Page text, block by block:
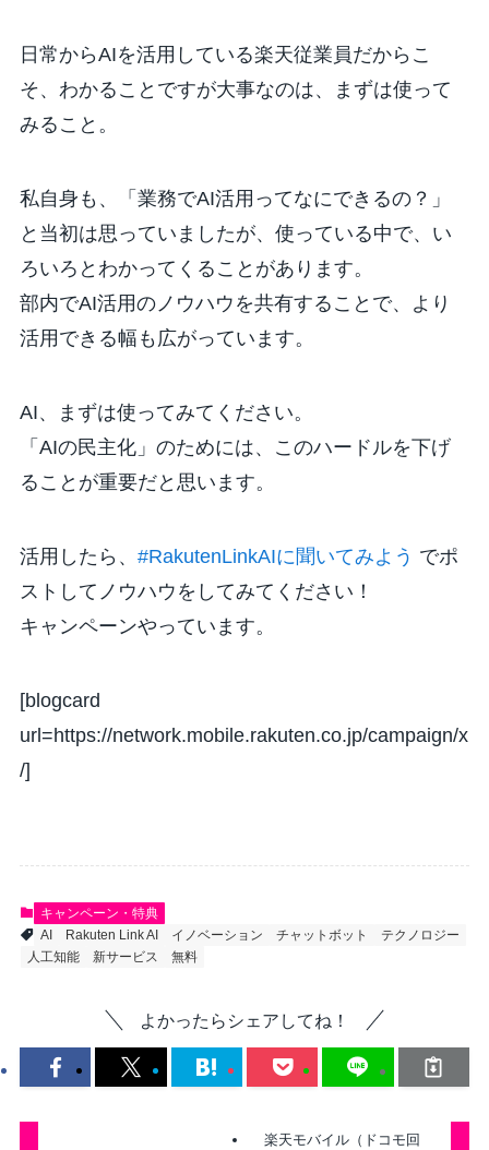
日常からAIを活用している楽天従業員だからこ
そ、わかることですが大事なのは、
まずは使って
みること。
私自身も、「業務でAI活用ってなにできるの？」
と当初は思っていましたが、使っている中で、い
ろいろとわかってくることがあります。
部内でAI活用のノウハウを共有することで、より
活用できる幅も広がっています。
AI、まずは使ってみてください。
「AIの民主化」のためには、このハードルを下げ
ることが重要だと思います。
活用したら、 #RakutenLinkAIに聞いてみよう でポ
ストしてノウハウをしてみてください！
キャンペーンやっています。
[blogcard
url=https://network.mobile.rakuten.co.jp/campaign/x
/]
キャンペーン・特典
AI
Rakuten Link AI イノベーション チャットボット
テクノロジー
人工知能
新サービス 無料
よかったらシェアしてね！
楽天モバイル（ドコモ回